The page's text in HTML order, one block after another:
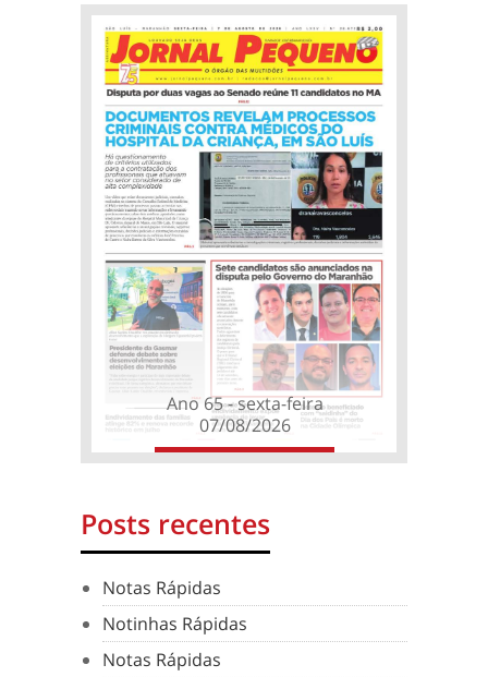
Ano 65 - sexta-feira
07/08/2026
Posts recentes
Notas Rápidas
Notinhas Rápidas
Notas Rápidas